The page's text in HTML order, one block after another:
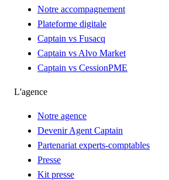
Notre accompagnement
Plateforme digitale
Captain vs Fusacq
Captain vs Alvo Market
Captain vs CessionPME
L'agence
Notre agence
Devenir Agent Captain
Partenariat experts-comptables
Presse
Kit presse